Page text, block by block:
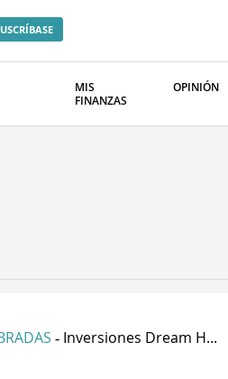
MIS
FINANZAS
OPINIÓN
- Inversiones Dream H...